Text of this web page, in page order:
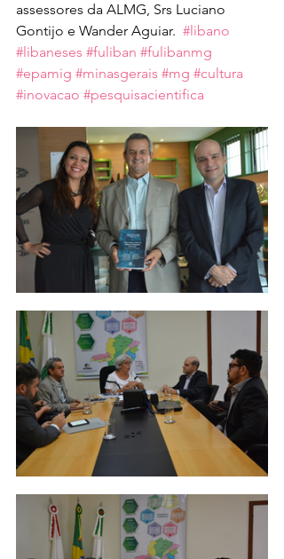
assessores da ALMG, Srs Luciano
Gontijo e Wander Aguiar. #libano
#libaneses #fuliban #fulibanmg
#epamig #minasgerais #mg #cultura
#inovacao #pesquisacientifica